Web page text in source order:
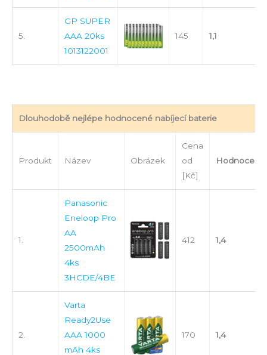
5.
GP SUPER
AAA 20ks
1013122001
145 1,1
Dlouhodobě nejlépe hodnocené nabíjecí baterie
Produkt Název Obrázek
Cena
od
[Kč]
Hodnocení
1.
Panasonic
Eneloop Pro
AA
2500mAh
4ks
3HCDE/4BE
412 1,4
2.
Varta
Ready2Use
AAA 1000
mAh 4ks
170 1,4